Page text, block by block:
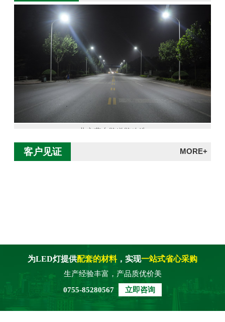
北京燕东路道路改造
客户见证 MORE+
为LED灯提供配套的材料，实现一站式省心采购
生产经验丰富，产品质优价美
0755-85280567
立即咨询